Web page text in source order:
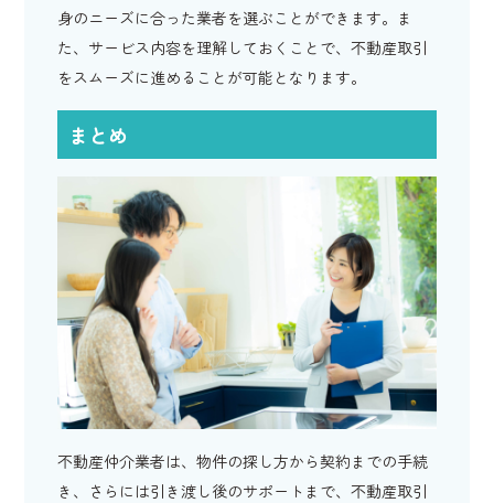
身のニーズに合った業者を選ぶことができます。ま
た、サービス内容を理解しておくことで、不動産取引
をスムーズに進めることが可能となります。
まとめ
不動産仲介業者は、物件の探し方から契約までの手続
き、さらには引き渡し後のサポートまで、不動産取引